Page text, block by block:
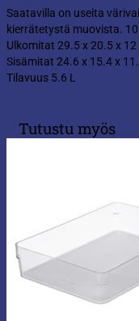
Saatavilla on useita
kierrätetystä muovista.
Ulkomitat 29.5 x 20.5 x 12
Sisämitat 24.6 x 15.4 x
Tilavuus 5.6 L
Tutustu myös